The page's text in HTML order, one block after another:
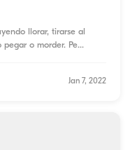
llorar, tirarse al
o morder. Pe...
Jan 7, 2022